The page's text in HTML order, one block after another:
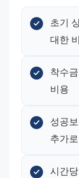
초기
대한
착수
비용
성공
추가
시간